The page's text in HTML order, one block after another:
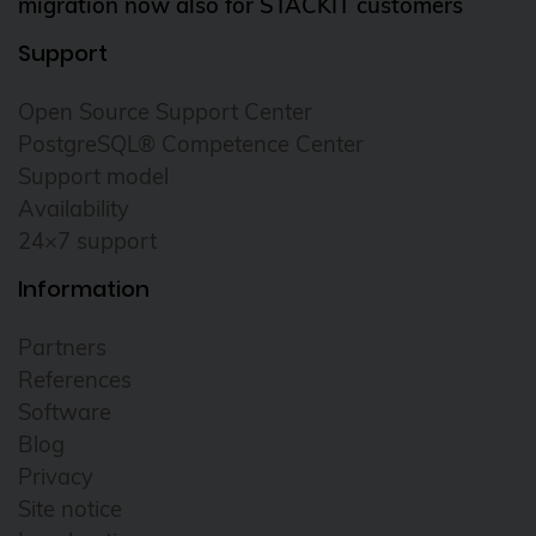
migration now also for STACKIT customers
Support
Open Source Support Center
PostgreSQL® Competence Center
Support model
Availability
24×7 support
Information
Partners
References
Software
Blog
Privacy
Site notice